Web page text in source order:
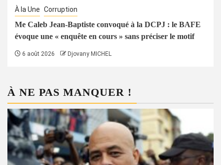
À la Une Corruption
Me Caleb Jean-Baptiste convoqué à la DCPJ : le BAFE
évoque une « enquête en cours » sans préciser le motif
6 août 2026 Djovany MICHEL
À NE PAS MANQUER !